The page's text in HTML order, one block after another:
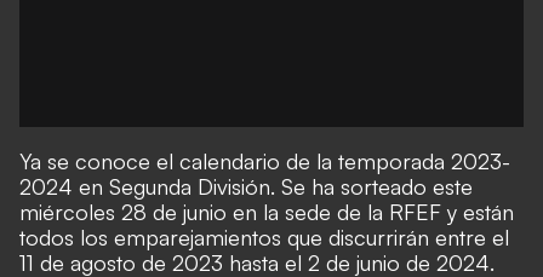
Ya se conoce el calendario de la temporada 2023-
2024 en Segunda División. Se ha sorteado este
miércoles 28 de junio en la sede de la RFEF y están
todos los emparejamientos que discurrirán entre el
11 de agosto de 2023 hasta el 2 de junio de 2024.